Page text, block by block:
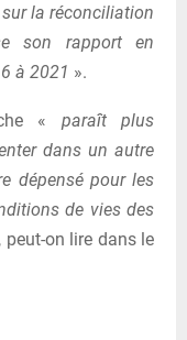
la réconciliation
son rapport en
à 2021 ».
« paraît plus
dans un autre
dépensé pour les
de vies des
peut-on lire dans le